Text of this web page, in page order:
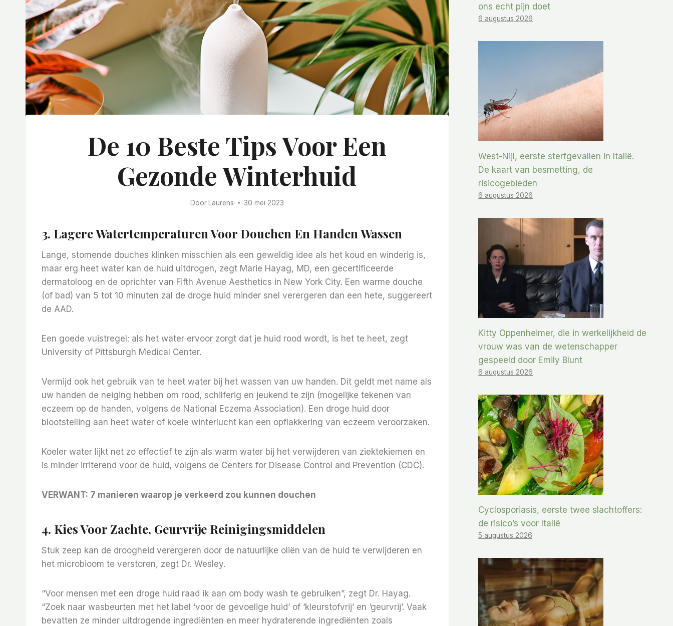
De 10 Beste Tips Voor Een
Gezonde Winterhuid
Door Laurens 30 mei 2023
3. Lagere Watertemperaturen Voor Douchen En Handen Wassen
Lange, stomende douches klinken misschien als een geweldig idee als het koud en winderig is,
maar erg heet water kan de huid uitdrogen, zegt Marie Hayag, MD, een gecertificeerde
dermatoloog en de oprichter van Fifth Avenue Aesthetics in New York City. Een warme douche
(of bad) van 5 tot 10 minuten zal de droge huid minder snel verergeren dan een hete, suggereert
de AAD.
Een goede vuistregel: als het water ervoor zorgt dat je huid rood wordt, is het te heet, zegt
University of Pittsburgh Medical Center.
Vermijd ook het gebruik van te heet water bij het wassen van uw handen. Dit geldt met name als
uw handen de neiging hebben om rood, schilferig en jeukend te zijn (mogelijke tekenen van
eczeem op de handen, volgens de National Eczema Association). Een droge huid door
blootstelling aan heet water of koele winterlucht kan een opflakkering van eczeem veroorzaken.
Koeler water lijkt net zo effectief te zijn als warm water bij het verwijderen van ziektekiemen en
is minder irriterend voor de huid, volgens de Centers for Disease Control and Prevention (CDC).
VERWANT: 7 manieren waarop je verkeerd zou kunnen douchen
4. Kies Voor Zachte, Geurvrije Reinigingsmiddelen
Stuk zeep kan de droogheid verergeren door de natuurlijke oliën van de huid te verwijderen en
het microbioom te verstoren, zegt Dr. Wesley.
“Voor mensen met een droge huid raad ik aan om body wash te gebruiken”, zegt Dr. Hayag.
“Zoek naar wasbeurten met het label ‘voor de gevoelige huid’ of ‘kleurstofvrij’ en ‘geurvrij’. Vaak
bevatten ze minder uitdrogende ingrediënten en meer hydraterende ingrediënten zoals
ons echt pijn doet
6 augustus 2026
West-Nijl, eerste sterfgevallen in Italië.
De kaart van besmetting, de
risicogebieden
6 augustus 2026
Kitty Oppenheimer, die in werkelijkheid de
vrouw was van de wetenschapper
gespeeld door Emily Blunt
6 augustus 2026
Cyclosporiasis, eerste twee slachtoffers:
de risico’s voor Italië
5 augustus 2026